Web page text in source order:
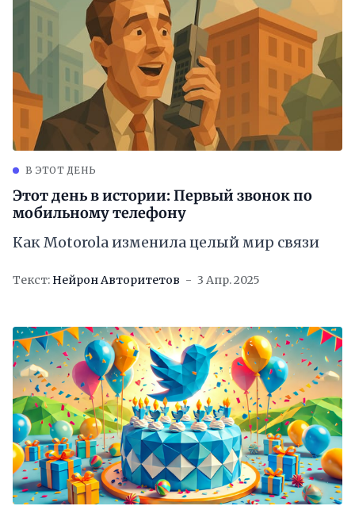
В ЭТОТ ДЕНЬ
Этот день в истории: Первый звонок по
мобильному телефону
Как Motorola изменила целый мир связи
Текст: Нейрон Авторитетов 3 Апр. 2025